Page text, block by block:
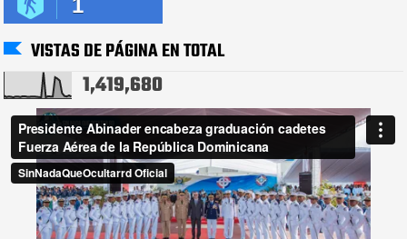
VISTAS DE PÁGINA EN TOTAL
1,419,680